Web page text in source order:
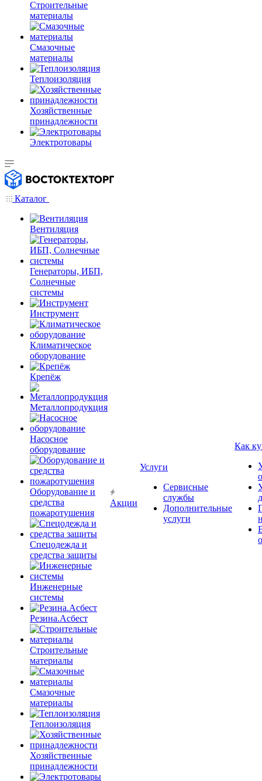
Строительные
материалы
Смазочные
материалы
Теплоизоляция
Хозяйственные
принадлежности
Электротовары
Каталог
Вентиляция
Генераторы, ИБП,
Солнечные
системы
Инструмент
Климатическое
оборудование
Крепёж
Металлопродукция
Насосное
оборудование
Оборудование и
средства
пожаротушения
Спецодежда и
средства защиты
Инженерные
системы
Резина.Асбест
Строительные
материалы
Смазочные
материалы
Теплоизоляция
Хозяйственные
принадлежности
Акции
Услуги
Сервисные
службы
Дополнительные
услуги
Как